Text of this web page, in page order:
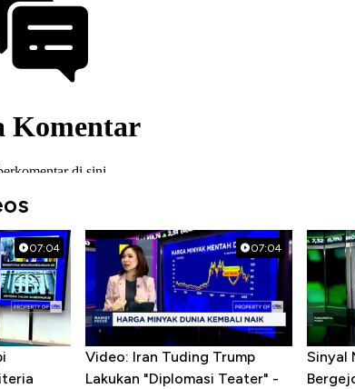
07:04 07:04
Video: Iran Tuding Trump
Lakukan "Diplomasi Teater" -
Sinyal